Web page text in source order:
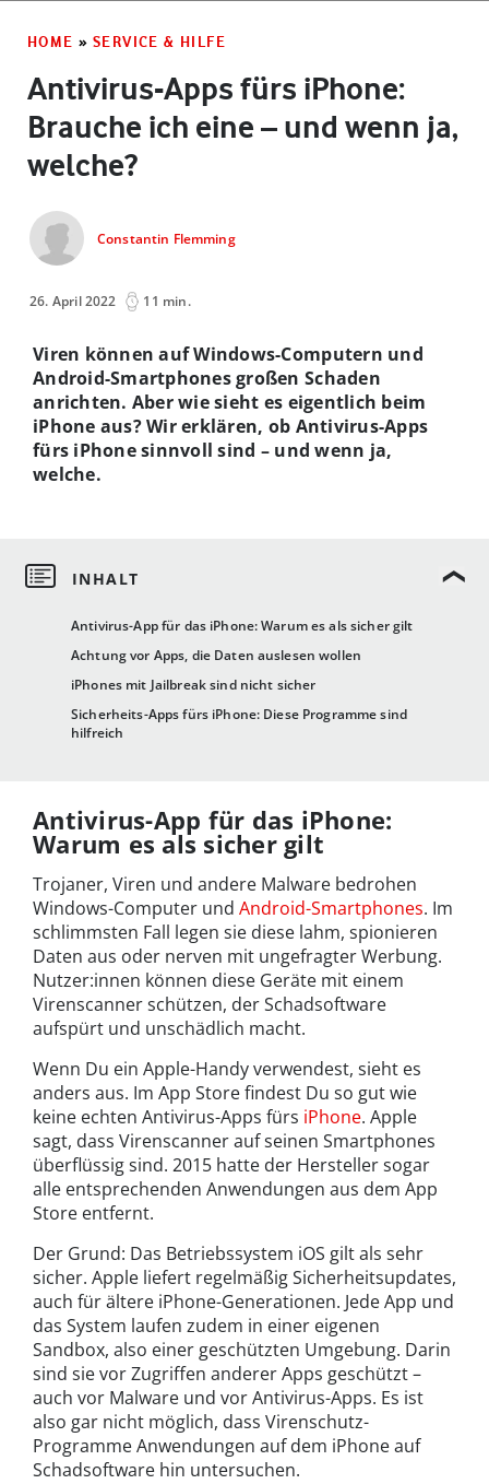
HOME » SERVICE & HILFE
Antivirus-Apps fürs iPhone:
Brauche ich eine – und wenn ja,
welche?
Constantin Flemming
26. April 2022 11 min.
Antivirus-App für das iPhone: Warum es als sicher gilt
Achtung vor Apps, die Daten auslesen wollen
iPhones mit Jailbreak sind nicht sicher
Sicherheits-Apps fürs iPhone: Diese Programme sind
hilfreich
Viren können auf Windows-Computern und
Android-Smartphones großen Schaden
anrichten. Aber wie sieht es eigentlich beim
iPhone aus? Wir erklären, ob Antivirus-Apps
fürs iPhone sinnvoll sind – und wenn ja,
welche.
Antivirus-App für das iPhone:
Warum es als sicher gilt
Trojaner, Viren und andere Malware bedrohen
Windows-Computer und Android-Smartphones. Im
schlimmsten Fall legen sie diese lahm, spionieren
Daten aus oder nerven mit ungefragter Werbung.
Nutzer:innen können diese Geräte mit einem
Virenscanner schützen, der Schadsoftware
aufspürt und unschädlich macht.
Wenn Du ein Apple-Handy verwendest, sieht es
anders aus. Im App Store findest Du so gut wie
keine echten Antivirus-Apps fürs iPhone. Apple
sagt, dass Virenscanner auf seinen Smartphones
überflüssig sind. 2015 hatte der Hersteller sogar
alle entsprechenden Anwendungen aus dem App
Store entfernt.
Der Grund: Das Betriebssystem iOS gilt als sehr
sicher. Apple liefert regelmäßig Sicherheitsupdates,
auch für ältere iPhone-Generationen. Jede App und
das System laufen zudem in einer eigenen
Sandbox, also einer geschützten Umgebung. Darin
sind sie vor Zugriffen anderer Apps geschützt –
auch vor Malware und vor Antivirus-Apps. Es ist
also gar nicht möglich, dass Virenschutz-
Programme Anwendungen auf dem iPhone auf
Schadsoftware hin untersuchen.